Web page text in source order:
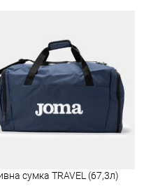
сумка TRAVEL (67,3л)